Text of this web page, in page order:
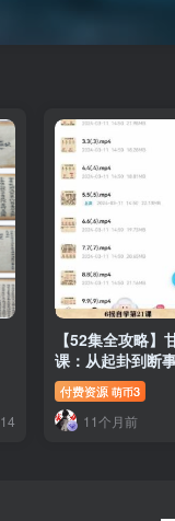
14
【52集全攻略】
课：从起卦到断
战技能
付费资源 萌币3
11个月前